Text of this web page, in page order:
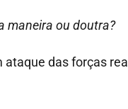
maneira ou doutra?
das forças